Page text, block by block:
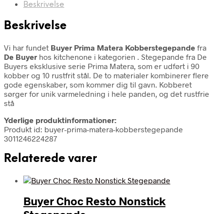
Beskrivelse
Beskrivelse
Vi har fundet Buyer Prima Matera Kobberstegepande fra
De Buyer hos kitchenone i kategorien . Stegepande fra De
Buyers eksklusive serie Prima Matera, som er udført i 90
kobber og 10 rustfrit stål. De to materialer kombinerer flere
gode egenskaber, som kommer dig til gavn. Kobberet
sørger for unik varmeledning i hele panden, og det rustfrie
stå
Yderlige produktinformationer:
Produkt id: buyer-prima-matera-kobberstegepande
3011246224287
Relaterede varer
Buyer Choc Resto Nonstick